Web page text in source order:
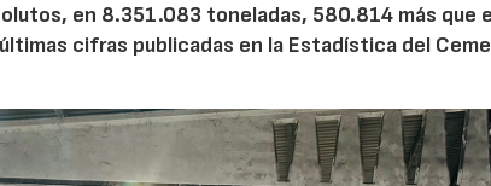
en 8.351.083 toneladas, 580.814 más que
cifras publicadas en la Estadística del